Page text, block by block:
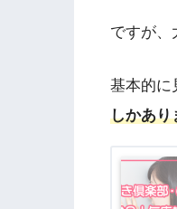
ですが、
基本的に
しかあり